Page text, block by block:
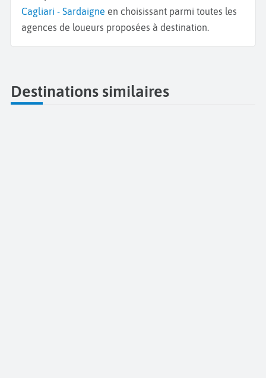
Cagliari - Sardaigne en choisissant parmi toutes les
agences de loueurs proposées à destination.
Destinations similaires